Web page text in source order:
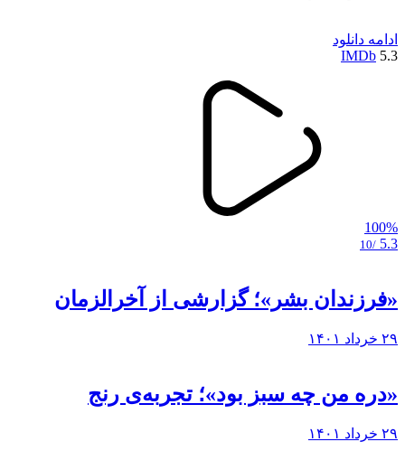
ادامه دانلود
5.3
IMDb
100%
5.3
/10
«فرزندان بشر»؛ گزارشی از آخرالزمان
۲۹ خرداد ۱۴۰۱
«دره من چه سبز بود»؛ تجربه‌ی رنج
۲۹ خرداد ۱۴۰۱